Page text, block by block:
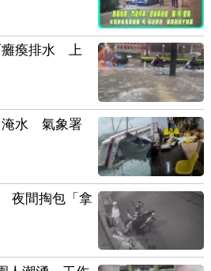
癱瘓排水 上
淹水 氣象署
夜間掏包「拿